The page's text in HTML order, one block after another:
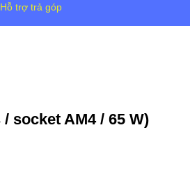
Hỗ trợ trả góp
socket AM4 / 65 W)